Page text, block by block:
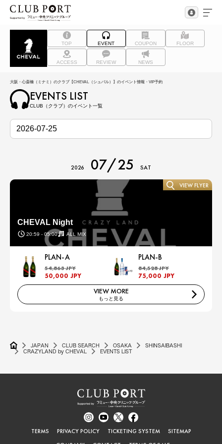
TOP EVENT COUPON FLOOR
ACCESS REVIEW NEWS
大阪・心斎橋（ミナミ）のクラブ【CHEVAL（シュバル）】のイベント情報・VIP予約
EVENTS LIST
CLUB（クラブ）のイベント一覧
2026 07/25 SAT
CHEVAL Night
20:59 - 05:00 ALL MIX
VIEW FLYER
PLAN-A
54,863 JPY
50,000 JPY
PLAN-B
84,528 JPY
75,000 JPY
VIEW MORE
もっと見る
JAPAN CLUB SEARCH OSAKA
SHINSAIBASHI
CRAZYLAND by CHEVAL
EVENTS LIST
TERMS PRIVACY POLICY TICKETING SYSTEM
SITEMAP